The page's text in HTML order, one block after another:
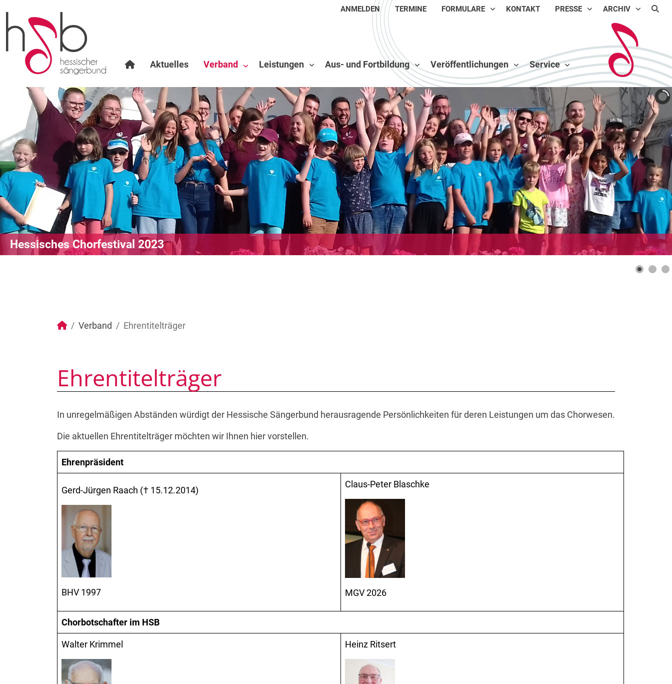
ANMELDEN TERMINE FORMULARE KONTAKT PRESSE ARCHIV
Aktuelles Verband Leistungen Aus- und Fortbildung Veröffentlichungen Service
Hessisches Chorfestival 2023
Verband Ehrentitelträger
Ehrentitelträger
In unregelmäßigen Abständen würdigt der Hessische Sängerbund herausragende Persönlichkeiten für deren Leistungen um das Chorwesen.
Die aktuellen Ehrentitelträger möchten wir Ihnen hier vorstellen.
Ehrenpräsident
Gerd-Jürgen Raach († 15.12.2014)
BHV 1997
Claus-Peter Blaschke
MGV 2026
Chorbotschafter im HSB
Walter Krimmel Heinz Ritsert